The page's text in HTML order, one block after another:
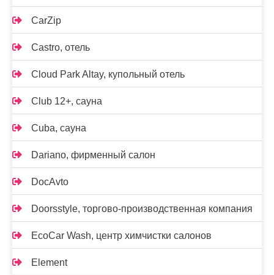
CarZip
Castro, отель
Cloud Park Altay, купольный отель
Club 12+, сауна
Cuba, сауна
Dariano, фирменный салон
DocAvto
Doorsstyle, торгово-производственная компания
EcoCar Wash, центр химчистки салонов
Element